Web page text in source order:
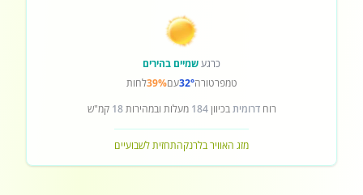
כרגעשמיים בהירים
טמפרטורה32°עם39%לחות
רוחדרומיתבכיוון184 מעלות ובמהירות18 קמ"ש
מזג האוויר בלרנקהתחזית לשבועיים